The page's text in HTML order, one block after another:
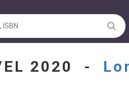
2020 -